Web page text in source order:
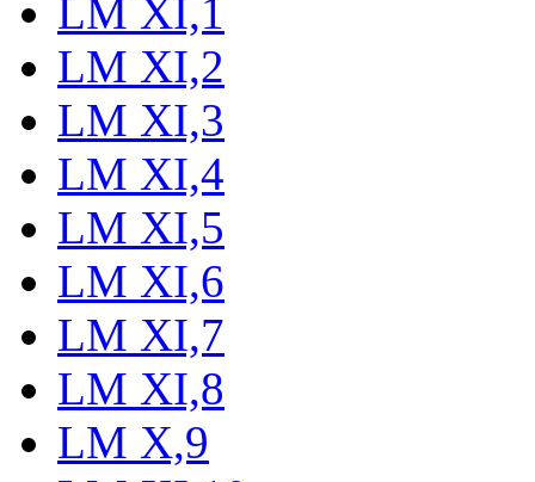
LM XI,1
LM XI,2
LM XI,3
LM XI,4
LM XI,5
LM XI,6
LM XI,7
LM XI,8
LM X,9